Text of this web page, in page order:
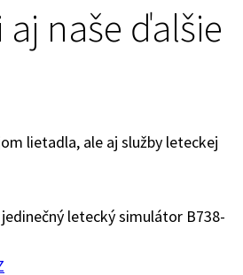
aj naše ďalšie
lietadla, ale aj služby leteckej
letecký simulátor B738-